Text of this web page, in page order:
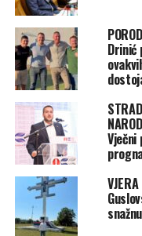
Drinić
Vječni